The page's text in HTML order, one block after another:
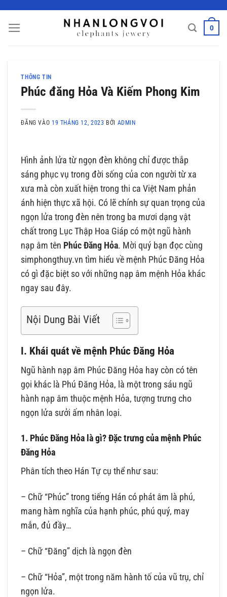
nội
0
THÔNG TIN
Phúc đăng Hỏa Và Kiếm Phong Kim
ĐĂNG VÀO 19 THÁNG 12, 2023 BỞI ADMIN
Hình ảnh lửa từ ngọn đèn không chỉ được thắp
sáng phục vụ trong đời sống của con người từ xa
xưa mà còn xuất hiện trong thi ca Việt Nam phản
ánh hiện thực xã hội. Có lẽ chính sự quan trọng của
ngọn lửa trong đèn nên trong ba mươi dạng vật
chất trong Lục Thập Hoa Giáp có một ngũ hành
nạp âm tên Phúc Đăng Hỏa. Mời quý bạn đọc cùng
simphongthuy.vn tìm hiểu về mệnh Phúc Đăng Hỏa
có gì đặc biệt so với những nạp âm mệnh Hỏa khác
ngay sau đây.
Nội Dung Bài Viết
I. Khái quát về mệnh Phúc Đăng Hỏa
Ngũ hành nạp âm Phúc Đăng Hỏa hay còn có tên
gọi khác là Phú Đăng Hỏa, là một trong sáu ngũ
hành nạp âm thuộc mệnh Hỏa, tượng trưng cho
ngọn lửa sưởi ấm nhân loại.
1. Phúc Đăng Hỏa là gì? Đặc trưng của mệnh Phúc
Đăng Hỏa
Phân tích theo Hán Tự cụ thể như sau:
– Chữ “Phúc” trong tiếng Hán có phát âm là phú,
mang hàm nghĩa của hạnh phúc, phú quý, may
mắn, đủ đầy…
– Chữ “Đăng” dịch là ngọn đèn
– Chữ “Hỏa”, một trong năm hành tố của vũ trụ, chỉ
ngọn lửa.